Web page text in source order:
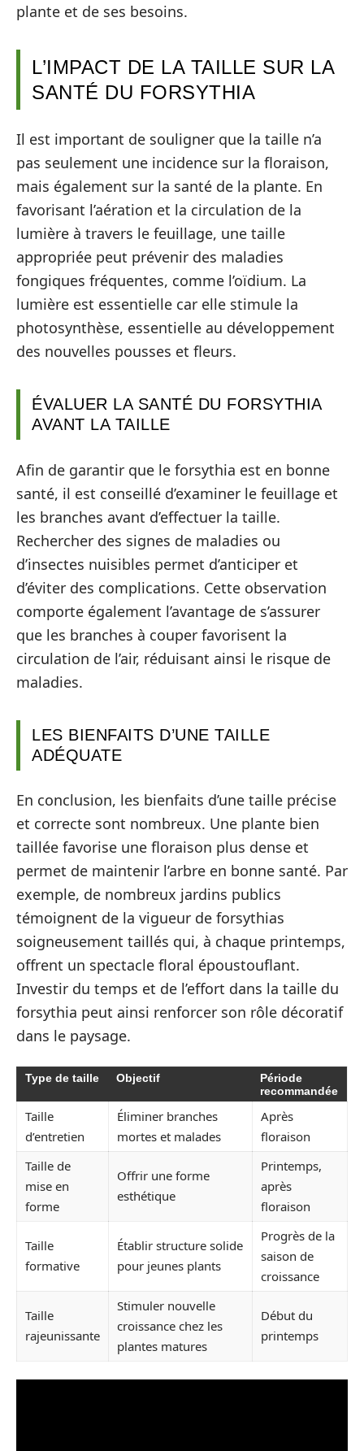
plante et de ses besoins.
L’IMPACT DE LA TAILLE SUR LA
SANTÉ DU FORSYTHIA
Il est important de souligner que la taille n’a
pas seulement une incidence sur la floraison,
mais également sur la santé de la plante. En
favorisant l’aération et la circulation de la
lumière à travers le feuillage, une taille
appropriée peut prévenir des maladies
fongiques fréquentes, comme l’oïdium. La
lumière est essentielle car elle stimule la
photosynthèse, essentielle au développement
des nouvelles pousses et fleurs.
ÉVALUER LA SANTÉ DU FORSYTHIA
AVANT LA TAILLE
Afin de garantir que le forsythia est en bonne
santé, il est conseillé d’examiner le feuillage et
les branches avant d’effectuer la taille.
Rechercher des signes de maladies ou
d’insectes nuisibles permet d’anticiper et
d’éviter des complications. Cette observation
comporte également l’avantage de s’assurer
que les branches à couper favorisent la
circulation de l’air, réduisant ainsi le risque de
maladies.
LES BIENFAITS D’UNE TAILLE
ADÉQUATE
En conclusion, les bienfaits d’une taille précise
et correcte sont nombreux. Une plante bien
taillée favorise une floraison plus dense et
permet de maintenir l’arbre en bonne santé. Par
exemple, de nombreux jardins publics
témoignent de la vigueur de forsythias
soigneusement taillés qui, à chaque printemps,
offrent un spectacle floral époustouflant.
Investir du temps et de l’effort dans la taille du
forsythia peut ainsi renforcer son rôle décoratif
dans le paysage.
Type de taille Objectif
Période
recommandée
Taille
d’entretien
Éliminer branches
mortes et malades
Après
floraison
Taille de
mise en
forme
Offrir une forme
esthétique
Printemps,
après
floraison
Taille
formative
Établir structure solide
pour jeunes plants
Progrès de la
saison de
croissance
Taille
rajeunissante
Stimuler nouvelle
croissance chez les
plantes matures
Début du
printemps